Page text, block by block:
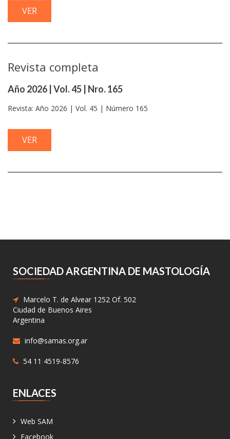
VER
Revista completa
Año 2026 | Vol. 45 | Nro. 165
Revista: Año 2026 | Vol. 45 | Número 165
VER
SOCIEDAD ARGENTINA DE MASTOLOGÍA
Marcelo T. de Alvear 1252 Of. 502
Ciudad de Buenos Aires
Argentina
info@samas.org.ar
54 11 4519-8576
ENLACES
Web SAM
Facebook